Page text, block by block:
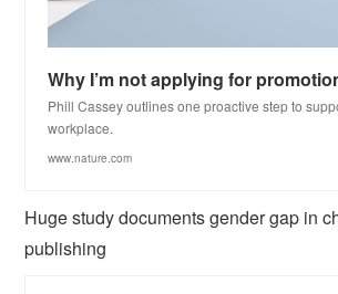
Why I’m not applying for
Phill Cassey outlines one proactive step to
workplace.
www.nature.com
Huge study documents gender gap in
publishing